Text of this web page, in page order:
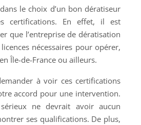
le choix d’un bon dératiseur
certifications. En effet, il est
que l’entreprise de dératisation
nécessaires pour opérer,
Île-de-France ou ailleurs.
à voir ces certifications
accord pour une intervention.
ne devrait avoir aucun
ses qualifications. De plus,